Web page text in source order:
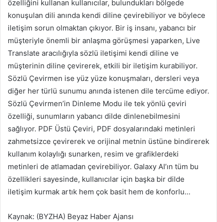
özelliğini kullanan kullanıcılar, bulundukları bölgede
konuşulan dili anında kendi diline çevirebiliyor ve böylece
iletişim sorun olmaktan çıkıyor. Bir iş insanı, yabancı bir
müşteriyle önemli bir anlaşma görüşmesi yaparken, Live
Translate aracılığıyla sözlü iletişimi kendi diline ve
müşterinin diline çevirerek, etkili bir iletişim kurabiliyor.
Sözlü Çevirmen ise yüz yüze konuşmaları, dersleri veya
diğer her türlü sunumu anında istenen dile tercüme ediyor.
Sözlü Çevirmen’in Dinleme Modu ile tek yönlü çeviri
özelliği, sunumların yabancı dilde dinlenebilmesini
sağlıyor. PDF Üstü Çeviri, PDF dosyalarındaki metinleri
zahmetsizce çevirerek ve orijinal metnin üstüne bindirerek
kullanım kolaylığı sunarken, resim ve grafiklerdeki
metinleri de atlamadan çevirebiliyor. Galaxy AI’ın tüm bu
özellikleri sayesinde, kullanıcılar için başka bir dilde
iletişim kurmak artık hem çok basit hem de konforlu…
Kaynak: (BYZHA) Beyaz Haber Ajansı